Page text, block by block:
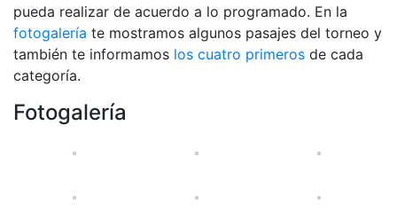
pueda realizar de acuerdo a lo programado. En la
fotogalería te mostramos algunos pasajes del torneo y
también te informamos los cuatro primeros de cada
categoría.
Fotogalería